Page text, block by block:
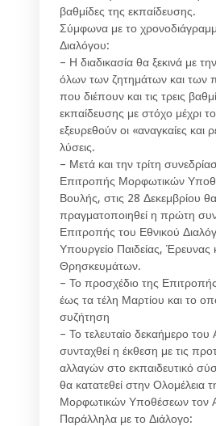
βαθμίδες της εκπαίδευσης.
Σύμφωνα με το
Διαλόγου:
– Η διαδικασία θα ξεκινά με
όλων των ζητημάτων και των
που διέπουν και τις τρεις
εκπαίδευσης με στόχο μέχρι
εξευρεθούν οι «αναγκαίες και
λύσεις.
– Μετά και την τρίτη
Επιτροπής Μορφωτικών
Βουλής, στις 28 Δεκεμβρίου θα
πραγματοποιηθεί η πρώτη
Επιτροπής του Εθνικού
Υπουργείο Παιδείας, Έρευνας
Θρησκευμάτων.
– Το προσχέδιο της Επιτροπής
έως τα τέλη Μαρτίου και το
συζήτηση
– Το τελευταίο δεκαήμερο του
συνταχθεί η έκθεση με τις
αλλαγών στο εκπαιδευτικό
θα κατατεθεί στην Ολομέλεια
Μορφωτικών Υποθέσεων τον
Παράλληλα με το Διάλογο: